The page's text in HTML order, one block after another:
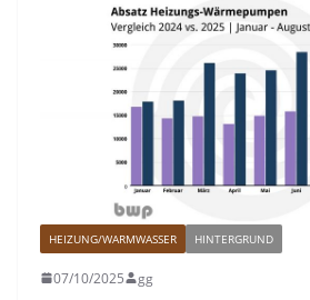
HEIZUNG/WARMWASSER HINTERGRUND
07/10/2025 gg